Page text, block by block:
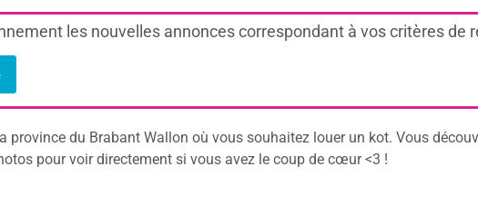
les nouvelles annonces correspondant à vos critères de
province du Brabant Wallon où vous souhaitez louer un kot. Vous
pour voir directement si vous avez le coup de cœur <3 !